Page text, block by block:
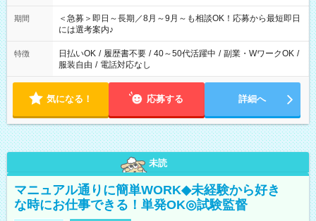
ば前職が、 在宅/財団法人/事務/コールセンター/受付/販売/カフェ
スタッフ スイーツ販売/ホテルフロント/化粧品販売/など 様々な
業界から入社して活躍されています♪
期間
＜急募＞即日～長期／8月～9月～も相談OK！応募から最短即日
には選考案内♪
特徴 日払いOK / 履歴書不要 / 40～50代活躍中 / 副業・WワークOK /
服装自由 / 電話対応なし
気になる！ 応募する 詳細へ
未読
マニュアル通りに簡単WORK◆未経験から好き
な時にお仕事できる！単発OK◎試験監督